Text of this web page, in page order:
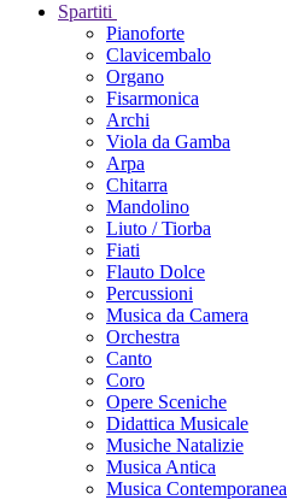
Spartiti
Pianoforte
Clavicembalo
Organo
Fisarmonica
Archi
Viola da Gamba
Arpa
Chitarra
Mandolino
Liuto / Tiorba
Fiati
Flauto Dolce
Percussioni
Musica da Camera
Orchestra
Canto
Coro
Opere Sceniche
Didattica Musicale
Musiche Natalizie
Musica Antica
Musica Contemporanea